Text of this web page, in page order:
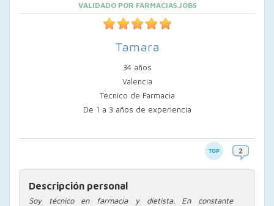
VALIDADO POR FARMACIAS.JOBS
Tamara
34 años
Valencia
Técnico de Farmacia
De 1 a 3 años de experiencia
Descripción personal
Soy técnico en farmacia y dietista. En constante